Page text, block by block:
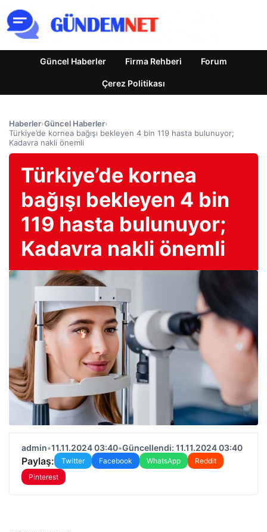
Güncel Haberler Firma Rehberi Forum
Çerez Politikası
Haberler›Güncel Haberler›
Türkiye’de kornea bağışı bekleyen 4 bin 119 hasta bulunuyor;
Kadavra nakli önemli
Türkiye’de kornea
bağışı bekleyen 4 bin
119 hasta bulunuyor;
Kadavra nakli önemli
admin•11.11.2024 03:40•Güncellendi: 11.11.2024 03:40
Paylaş: Twitter Facebook WhatsApp
Reddit
Pinterest